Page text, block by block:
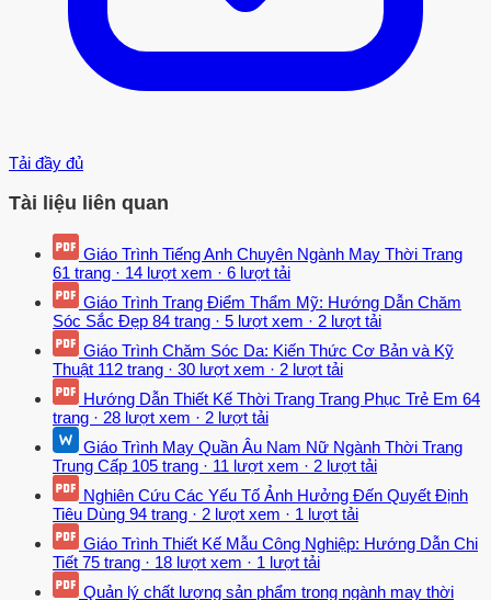
Tải đầy đủ
Tài liệu liên quan
Giáo Trình Tiếng Anh Chuyên Ngành May Thời Trang
61 trang · 14 lượt xem · 6 lượt tải
Giáo Trình Trang Điểm Thẩm Mỹ: Hướng Dẫn Chăm
Sóc Sắc Đẹp 84 trang · 5 lượt xem · 2 lượt tải
Giáo Trình Chăm Sóc Da: Kiến Thức Cơ Bản và Kỹ
Thuật 112 trang · 30 lượt xem · 2 lượt tải
Hướng Dẫn Thiết Kế Thời Trang Trang Phục Trẻ Em 64
trang · 28 lượt xem · 2 lượt tải
Giáo Trình May Quần Âu Nam Nữ Ngành Thời Trang
Trung Cấp 105 trang · 11 lượt xem · 2 lượt tải
Nghiên Cứu Các Yếu Tố Ảnh Hưởng Đến Quyết Định
Tiêu Dùng 94 trang · 2 lượt xem · 1 lượt tải
Giáo Trình Thiết Kế Mẫu Công Nghiệp: Hướng Dẫn Chi
Tiết 75 trang · 18 lượt xem · 1 lượt tải
Quản lý chất lượng sản phẩm trong ngành may thời